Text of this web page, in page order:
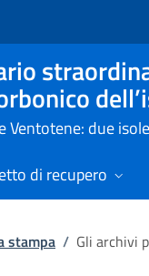
Ventotene: due
di recupero
stampa / Gli archivi